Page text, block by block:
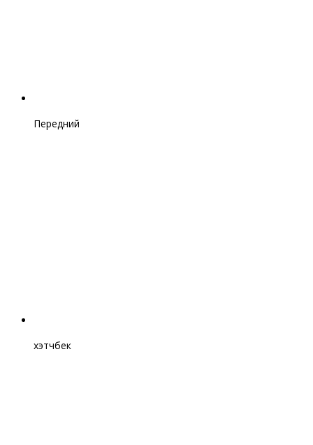
Передний
хэтчбек